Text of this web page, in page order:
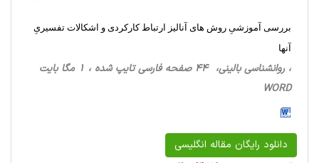
بررسی آموزشیِ روش های آنالیز ارتباط کارکردی و اشکالات تفسیریِ
آنها
، روانشناسی ‌بالینی، 44 صفحه فارسی تایپ شده ، 1 مگا بایت
WORD
دانلود رایگان مقاله انگلیسی